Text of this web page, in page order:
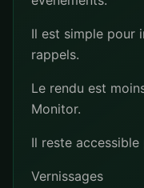
Il est simple pour
rappels.
Le rendu est
Monitor.
Il reste
Vernissages